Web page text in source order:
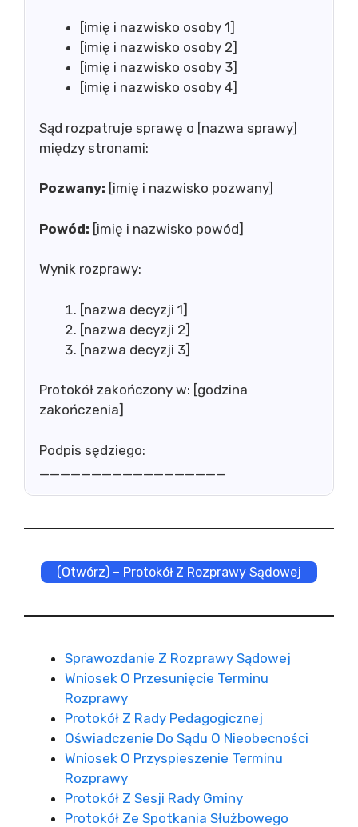
[imię i nazwisko osoby 1]
[imię i nazwisko osoby 2]
[imię i nazwisko osoby 3]
[imię i nazwisko osoby 4]
Sąd rozpatruje sprawę o [nazwa sprawy]
między stronami:
Pozwany: [imię i nazwisko pozwany]
Powód: [imię i nazwisko powód]
Wynik rozprawy:
[nazwa decyzji 1]
[nazwa decyzji 2]
[nazwa decyzji 3]
Protokół zakończony w: [godzina
zakończenia]
Podpis sędziego:
(Otwórz) – Protokół Z Rozprawy Sądowej
Sprawozdanie Z Rozprawy Sądowej
Wniosek O Przesunięcie Terminu
Rozprawy
Protokół Z Rady Pedagogicznej
Oświadczenie Do Sądu O Nieobecności
Wniosek O Przyspieszenie Terminu
Rozprawy
Protokół Z Sesji Rady Gminy
Protokół Ze Spotkania Służbowego